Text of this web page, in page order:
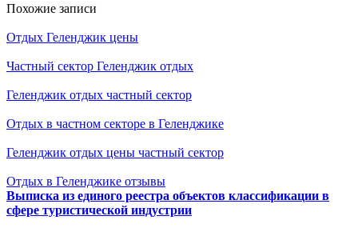
Похожие записи
Отдых Геленджик цены
Частный сектор Геленджик отдых
Геленджик отдых частный сектор
Отдых в частном секторе в Геленджике
Геленджик отдых цены частный сектор
Отдых в Геленджике отзывы
Выписка из единого реестра объектов классификации в
сфере туристической индустрии